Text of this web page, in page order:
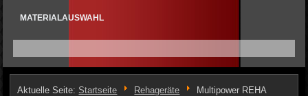
MATERIALAUSWAHL
Aktuelle Seite:Startseite Rehageräte Multipower REHA